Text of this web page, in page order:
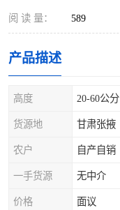
阅 读 量： 589
产品描述
高度 20-60公分
货源地 甘肃张掖
农户 自产自销
一手货源 无中介
价格 面议